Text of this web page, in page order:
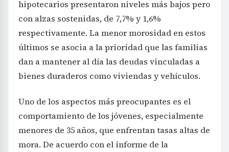
hipotecarios presentaron niveles más bajos pero
con alzas sostenidas, de 7,7% y 1,6%
respectivamente. La menor morosidad en estos
últimos se asocia a la prioridad que las familias
dan a mantener al día las deudas vinculadas a
bienes duraderos como viviendas y vehículos.
Uno de los aspectos más preocupantes es el
comportamiento de los jóvenes, especialmente
menores de 35 años, que enfrentan tasas altas de
mora. De acuerdo con el informe de la